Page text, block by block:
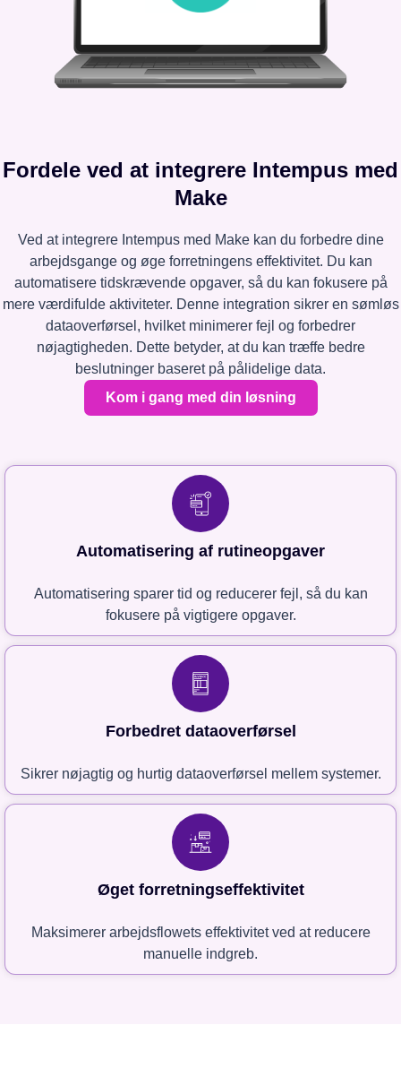
Fordele ved at integrere Intempus med
Make
Ved at integrere Intempus med Make kan du forbedre dine
arbejdsgange og øge forretningens effektivitet. Du kan
automatisere tidskrævende opgaver, så du kan fokusere på
mere værdifulde aktiviteter. Denne integration sikrer en sømløs
dataoverførsel, hvilket minimerer fejl og forbedrer
nøjagtigheden. Dette betyder, at du kan træffe bedre
beslutninger baseret på pålidelige data.
Kom i gang med din løsning
Automatisering af rutineopgaver
Automatisering sparer tid og reducerer fejl, så du kan
fokusere på vigtigere opgaver.
Forbedret dataoverførsel
Sikrer nøjagtig og hurtig dataoverførsel mellem systemer.
Øget forretningseffektivitet
Maksimerer arbejdsflowets effektivitet ved at reducere
manuelle indgreb.